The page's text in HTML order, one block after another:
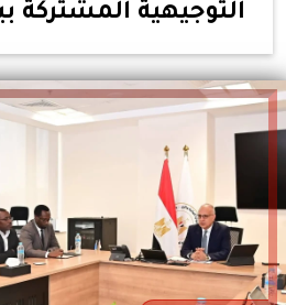
التوجيهية المشتركة